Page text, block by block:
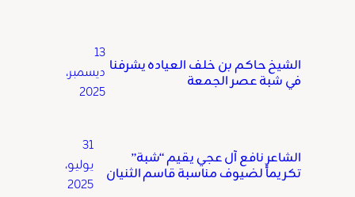
الشيخ حاكم بن خلف العياده يشرفنا
في شبة عصر الجمعة
13
ديسمبر،
2025
الشاعر نافع آل عجي يقيم “شبة”
تكريماً لضيوف مناسبة قاسم الثنيان
31
يوليو،
2025